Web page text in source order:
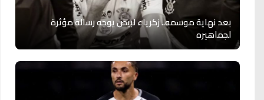
بعد نهاية موسمه.. زكرياء لبيض يوجه رسالة مؤثرة
لجماهيره